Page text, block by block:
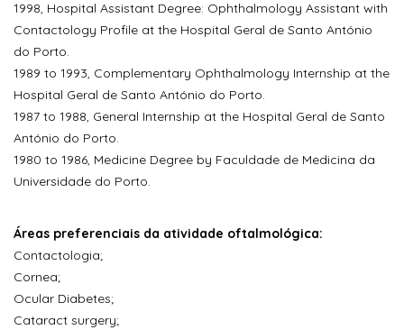
1998, Hospital Assistant Degree: Ophthalmology Assistant with
Contactology Profile at the Hospital Geral de Santo António
do Porto.
1989 to 1993, Complementary Ophthalmology Internship at the
Hospital Geral de Santo António do Porto.
1987 to 1988, General Internship at the Hospital Geral de Santo
António do Porto.
1980 to 1986, Medicine Degree by Faculdade de Medicina da
Universidade do Porto.
Áreas preferenciais da atividade oftalmológica:
Contactologia;
Cornea;
Ocular Diabetes;
Cataract surgery;